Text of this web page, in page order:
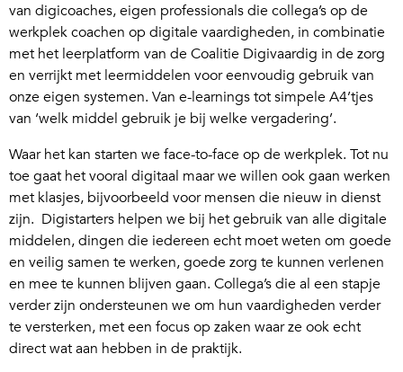
van digicoaches, eigen professionals die collega’s op de
werkplek coachen op digitale vaardigheden, in combinatie
met het leerplatform van de Coalitie Digivaardig in de zorg
en verrijkt met leermiddelen voor eenvoudig gebruik van
onze eigen systemen. Van e-learnings tot simpele A4’tjes
van ‘welk middel gebruik je bij welke vergadering’.
Waar het kan starten we face-to-face op de werkplek. Tot nu
toe gaat het vooral digitaal maar we willen ook gaan werken
met klasjes, bijvoorbeeld voor mensen die nieuw in dienst
zijn. Digistarters helpen we bij het gebruik van alle digitale
middelen, dingen die iedereen echt moet weten om goede
en veilig samen te werken, goede zorg te kunnen verlenen
en mee te kunnen blijven gaan. Collega’s die al een stapje
verder zijn ondersteunen we om hun vaardigheden verder
te versterken, met een focus op zaken waar ze ook echt
direct wat aan hebben in de praktijk.